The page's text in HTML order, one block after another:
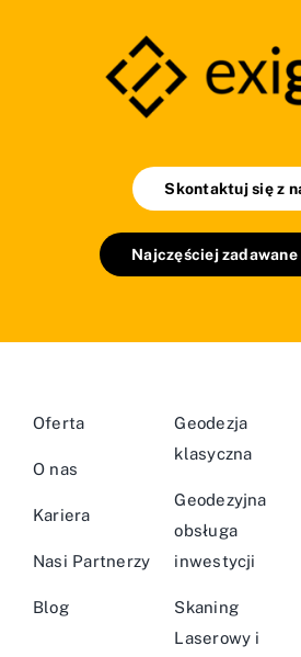
Skontaktuj się z
Najczęściej
Oferta
O nas
Kariera
Nasi Partnerzy
Blog
Geodezja
klasyczna
Geodezyjna
obsługa
inwestycji
Skaning
Laserowy i